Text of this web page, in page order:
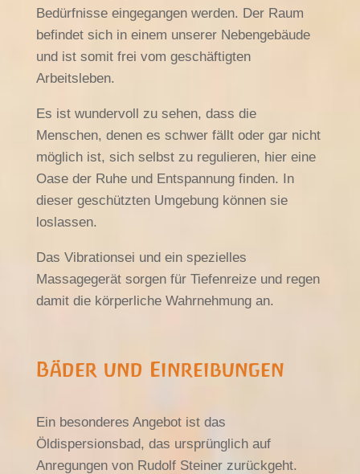
Bedürfnisse eingegangen werden. Der Raum
befindet sich in einem unserer Nebengebäude
und ist somit frei vom geschäftigten
Arbeitsleben.
Es ist wundervoll zu sehen, dass die
Menschen, denen es schwer fällt oder gar nicht
möglich ist, sich selbst zu regulieren, hier eine
Oase der Ruhe und Entspannung finden. In
dieser geschützten Umgebung können sie
loslassen.
Das Vibrationsei und ein spezielles
Massagegerät sorgen für Tiefenreize und regen
damit die körperliche Wahrnehmung an.
Bäder und Einreibungen
Ein besonderes Angebot ist das
Öldispersionsbad, das ursprünglich auf
Anregungen von Rudolf Steiner zurückgeht.